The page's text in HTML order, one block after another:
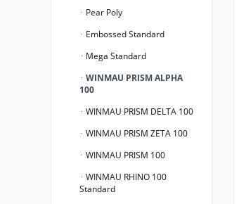
Pear Poly
Embossed Standard
Mega Standard
WINMAU PRISM ALPHA
100
WINMAU PRISM DELTA 100
WINMAU PRISM ZETA 100
WINMAU PRISM 100
WINMAU RHINO 100
Standard